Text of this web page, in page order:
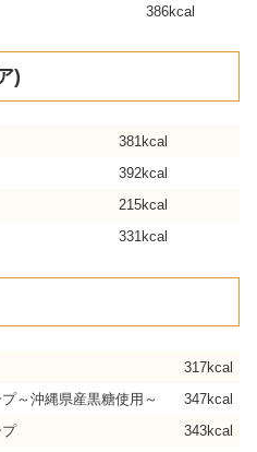
386kcal
)
381kcal
392kcal
215kcal
331kcal
317kcal
～沖縄県産黒糖使用～
347kcal
343kcal